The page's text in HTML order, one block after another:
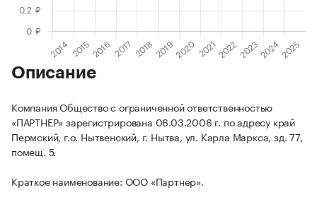
Описание
Компания Общество с ограниченной ответственностью
«ПАРТНЕР» зарегистрирована 06.03.2006 г. по адресу край
Пермский, г.о. Нытвенский, г. Нытва, ул. Карла Маркса, зд. 77,
помещ. 5.
Краткое наименование: ООО «Партнер».